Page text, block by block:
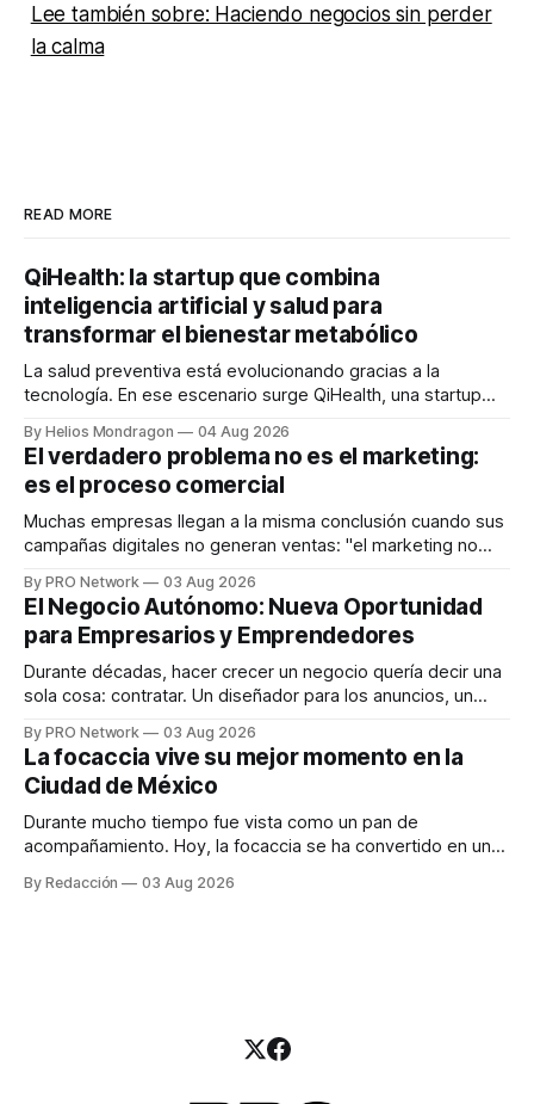
Lee también sobre: Haciendo negocios sin perder
la calma
READ MORE
QiHealth: la startup que combina
inteligencia artificial y salud para
transformar el bienestar metabólico
La salud preventiva está evolucionando gracias a la
tecnología. En ese escenario surge QiHealth, una startup
dispositivos inteligentes, inteligencia artificial y monitoreo
en tiempo real para ayudar a las personas a tomar mejores
decisiones sobre su salud metabólica. Su propuesta busca
responder
By Helios Mondragon 04 Aug 2026
El verdadero problema no es el marketing:
es el proceso comercial
Muchas empresas llegan a la misma conclusión cuando sus
campañas digitales no generan ventas: "el marketing no
INTERIUS, el problema suele estar en otro lugar. Durante
una entrevista para el podcast SER PRO, el especialista en
marketing digital explicó que
By PRO Network 03 Aug 2026
El Negocio Autónomo: Nueva Oportunidad
para Empresarios y Emprendedores
Durante décadas, hacer crecer un negocio quería decir una
sola cosa: contratar. Un diseñador para los anuncios, un
para los textos, alguien que supiera de publicidad digital
para encontrar prospectos, un vendedor para atender
llamadas y mensajes, y —con suerte— una persona
By PRO Network 03 Aug 2026
La focaccia vive su mejor momento en la
Ciudad de México
Durante mucho tiempo fue vista como un pan de
acompañamiento. Hoy, la focaccia se ha convertido en uno
artesanal, ingredientes de calidad y experiencias que
By Redacción 03 Aug 2026